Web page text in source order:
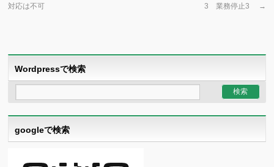
対応は不可
3 業務停止3
→
Wordpressで検索
googleで検索